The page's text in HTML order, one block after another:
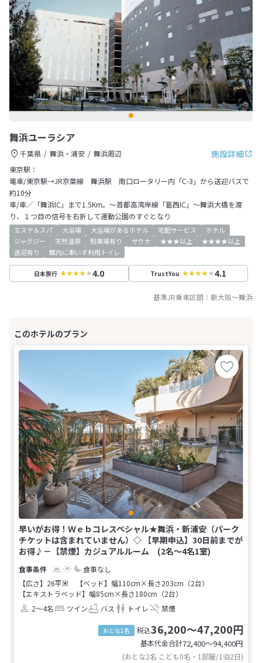
舞浜ユーラシア
施設詳細
千葉県 舞浜・浦安
舞浜周辺
東京駅：
電車/東京駅→JR京葉線 舞浜駅 南口ロータリー内「C-3」から送迎バスで
約10分
車/車／「舞浜IC」まで1.5Km。～首都高湾岸線「葛西IC」～舞浜大橋を渡
り、１つ目の信号を右折して運動公園のすぐとなり
エステ＆スパ 大浴場 大浴場があるホテル 宅配サービス
ホテル
ジャグジー
天然温泉 駐車場有り サウナ ★★★以上
★★★★以上
送迎有り
館内に車いす利用トイレ
日本旅行 4.0 TrustYou 4.1
基準JR乗車区間： 新大阪～舞浜
早いがお得！Ｗｅｂコレスペシャル★舞浜・新浦安（パーク
チケットは含まれていません）◇ 【早期申込】30日前までが
お得♪－【禁煙】カジュアルルーム (2名～4名1室)
食事なし
【広さ】26平米
【ベッド】幅110cm×長さ203cm（2台）
【エキストラベッド】幅85cm×長さ180cm（2台）
2～4名
ツイン バス トイレ 禁煙
おとな1名 税込36,200～47,200円
基本代金合計72,400〜94,400円
(おとな2名 こども0名・1部屋/1泊2日)